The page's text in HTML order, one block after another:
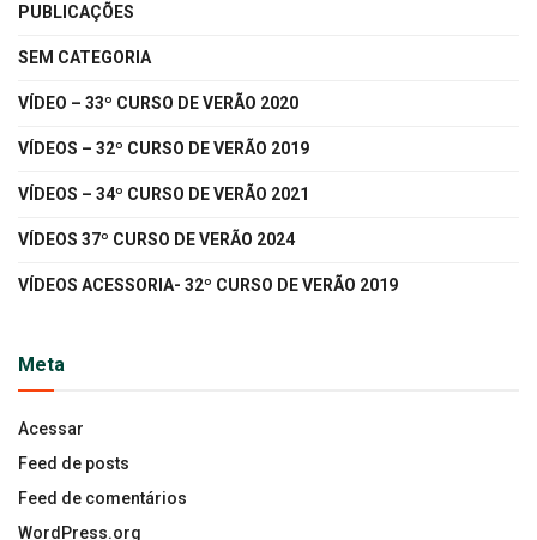
PUBLICAÇÕES
SEM CATEGORIA
VÍDEO – 33º CURSO DE VERÃO 2020
VÍDEOS – 32º CURSO DE VERÃO 2019
VÍDEOS – 34º CURSO DE VERÃO 2021
VÍDEOS 37º CURSO DE VERÃO 2024
VÍDEOS ACESSORIA- 32º CURSO DE VERÃO 2019
Meta
Acessar
Feed de posts
Feed de comentários
WordPress.org